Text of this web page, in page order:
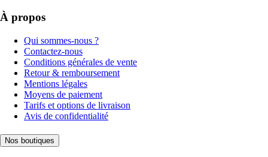
À propos
Qui sommes-nous ?
Contactez-nous
Conditions générales de vente
Retour & remboursement
Mentions légales
Moyens de paiement
Tarifs et options de livraison
Avis de confidentialité
Nos boutiques